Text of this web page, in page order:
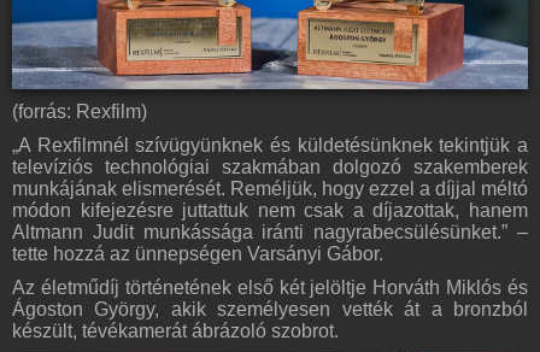
(forrás: Rexfilm)
„A Rexfilmnél szívügyünknek és küldetésünknek tekintjük a
televíziós technológiai szakmában dolgozó szakemberek
munkájának elismerését. Reméljük, hogy ezzel a díjjal méltó
módon kifejezésre juttattuk nem csak a díjazottak, hanem
Altmann Judit munkássága iránti nagyrabecsülésünket.” –
tette hozzá az ünnepségen Varsányi Gábor.
Az életműdíj történetének első két jelöltje Horváth Miklós és
Ágoston György, akik személyesen vették át a bronzból
készült, tévékamerát ábrázoló szobrot.